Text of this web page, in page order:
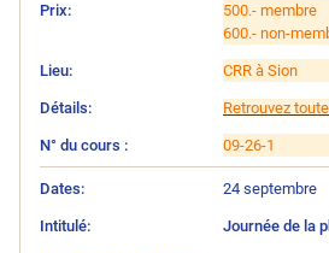
500.- membre
600.- non-
CRR à Sion
Retrouvez
09-26-1
24 septembre
Journée de la